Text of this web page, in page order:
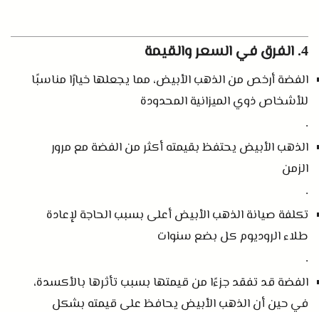
4. الفرق في السعر والقيمة
الفضة أرخص من الذهب الأبيض، مما يجعلها خيارًا مناسبًا
للأشخاص ذوي الميزانية المحدودة
.
الذهب الأبيض يحتفظ بقيمته أكثر من الفضة مع مرور
الزمن
.
تكلفة صيانة الذهب الأبيض أعلى بسبب الحاجة لإعادة
طلاء الروديوم كل بضع سنوات
.
الفضة قد تفقد جزءًا من قيمتها بسبب تأثرها بالأكسدة،
في حين أن الذهب الأبيض يحافظ على قيمته بشكل